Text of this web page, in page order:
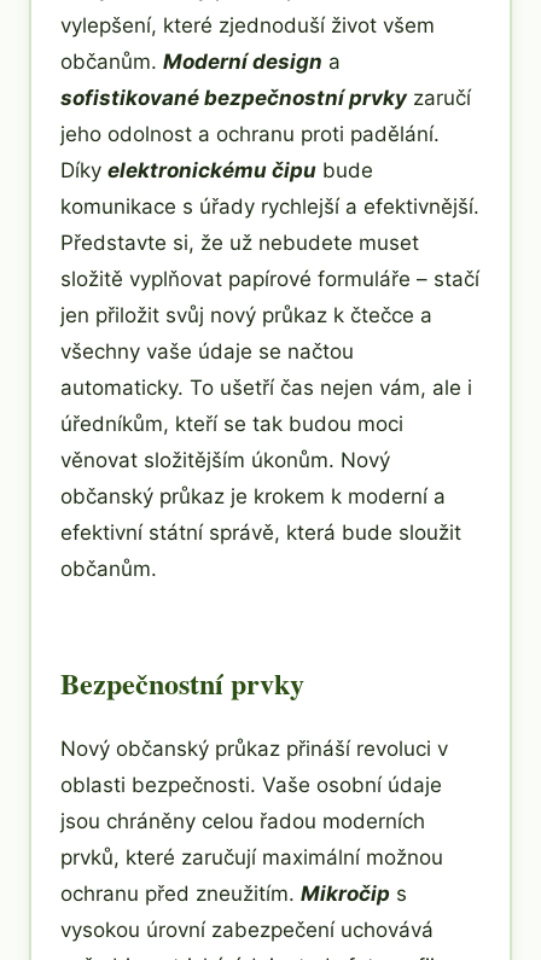
vylepšení, které zjednoduší život všem
občanům. Moderní design a
sofistikované bezpečnostní prvkyzaručí
jeho odolnost a ochranu proti padělání.
Díky elektronickému čipu bude
komunikace s úřady rychlejší a efektivnější.
Představte si, že už nebudete muset
složitě vyplňovat papírové formuláře – stačí
jen přiložit svůj nový průkaz k čtečce a
všechny vaše údaje se načtou
automaticky. To ušetří čas nejen vám, ale i
úředníkům, kteří se tak budou moci
věnovat složitějším úkonům. Nový
občanský průkaz je krokem k moderní a
efektivní státní správě, která bude sloužit
občanům.
Bezpečnostní prvky
Nový občanský průkaz přináší revoluci v
oblasti bezpečnosti. Vaše osobní údaje
jsou chráněny celou řadou moderních
prvků, které zaručují maximální možnou
ochranu před zneužitím. Mikročip s
vysokou úrovní zabezpečení uchovává